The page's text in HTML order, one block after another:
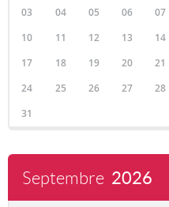
03
04 05 06 07
10
11 12 13 14
17
18 19 20 21
24
25 26 27 28
31
Septembre 2026